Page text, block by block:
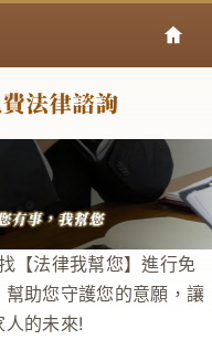
【法律我幫您】進行免
助您守護您的意願，讓
的未來!